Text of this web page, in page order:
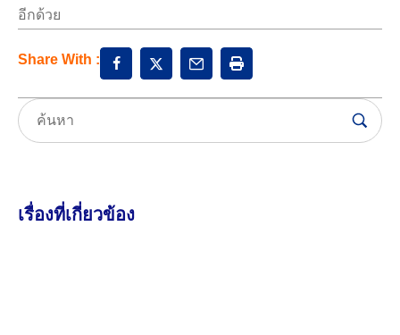
อีกด้วย
Share With :
เรื่องที่เกี่ยวข้อง